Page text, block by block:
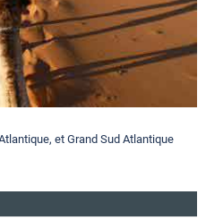
et Grand Sud Atlantique